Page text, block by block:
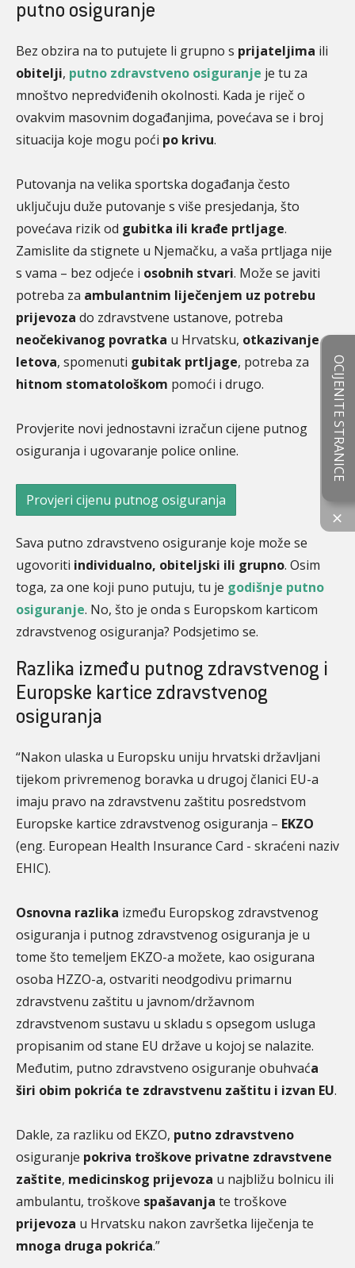
putno osiguranje
Bez obzira na to putujete li grupno s prijateljima ili
obitelji, putno zdravstveno osiguranje je tu za
mnoštvo nepredviđenih okolnosti. Kada je riječ o
ovakvim masovnim događanjima, povećava se i broj
situacija koje mogu poći po krivu.
Putovanja na velika sportska događanja često
uključuju duže putovanje s više presjedanja, što
povećava rizik od gubitka ili krađe prtljage.
Zamislite da stignete u Njemačku, a vaša prtljaga nije
s vama – bez odjeće i osobnih stvari. Može se javiti
potreba za ambulantnim liječenjem uz potrebu
prijevoza do zdravstvene ustanove, potreba
neočekivanog povratka u Hrvatsku, otkazivanje
letova, spomenuti gubitak prtljage, potreba za
hitnom stomatološkom pomoći i drugo.
Provjerite novi jednostavni izračun cijene putnog
osiguranja i ugovaranje police online.
Provjeri cijenu putnog osiguranja
Sava putno zdravstveno osiguranje koje može se
ugovoriti individualno, obiteljski ili grupno. Osim
toga, za one koji puno putuju, tu je godišnje putno
osiguranje. No, što je onda s Europskom karticom
zdravstvenog osiguranja? Podsjetimo se.
Razlika između putnog zdravstvenog i
Europske kartice zdravstvenog
osiguranja
“Nakon ulaska u Europsku uniju hrvatski državljani
tijekom privremenog boravka u drugoj članici EU-a
imaju pravo na zdravstvenu zaštitu posredstvom
Europske kartice zdravstvenog osiguranja – EKZO
(eng. European Health Insurance Card - skraćeni naziv
EHIC).
Osnovna razlika između Europskog zdravstvenog
osiguranja i putnog zdravstvenog osiguranja je u
tome što temeljem EKZO-a možete, kao osigurana
osoba HZZO-a, ostvariti neodgodivu primarnu
zdravstvenu zaštitu u javnom/državnom
zdravstvenom sustavu u skladu s opsegom usluga
propisanim od stane EU države u kojoj se nalazite.
Međutim, putno zdravstveno osiguranje obuhvaća
širi obim pokrića te zdravstvenu zaštitu i izvan EU.
Dakle, za razliku od EKZO, putno zdravstveno
osiguranje pokriva troškove privatne zdravstvene
zaštite, medicinskog prijevoza u najbližu bolnicu ili
ambulantu, troškove spašavanja te troškove
prijevoza u Hrvatsku nakon završetka liječenja te
mnoga druga pokrića.”
×
OCIJENITE STRANICE